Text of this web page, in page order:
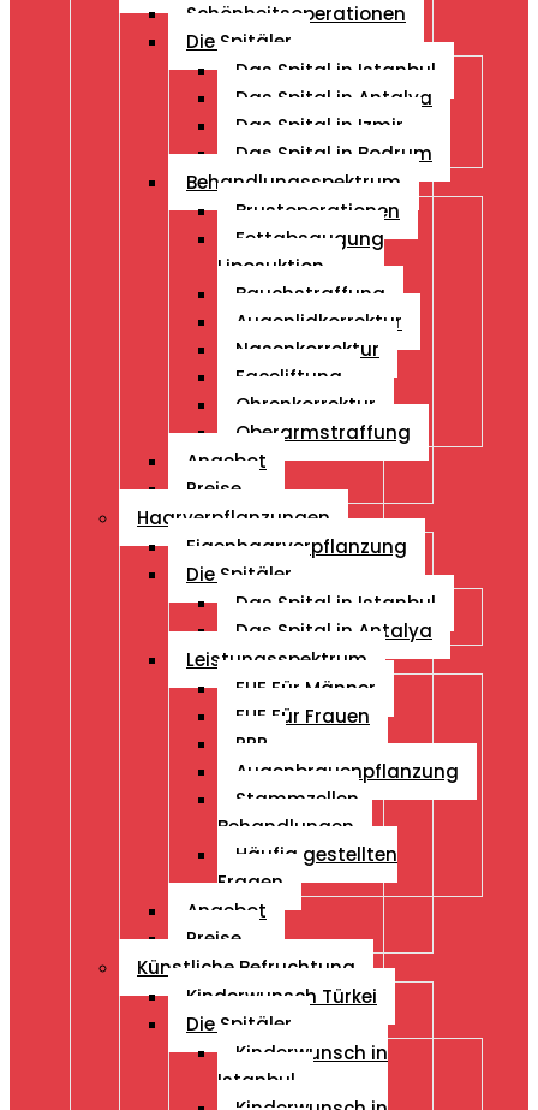
Schönheitsoperationen
Die Spitäler
Das Spital in Istanbul
Das Spital in Antalya
Das Spital in Izmir
Das Spital in Bodrum
Behandlungsspektrum
Brustoperationen
Fettabsaugung
Liposuktion
Bauchstraffung
Augenlidkorrektur
Nasenkorrektur
Faceliftung
Ohrenkorrektur
Oberarmstraffung
Angebot
Preise
Haarverpflanzungen
Eigenhaarverpflanzung
Die Spitäler
Das Spital in Istanbul
Das Spital in Antalya
Leistungsspektrum
FUE Für Männer
FUE Für Frauen
PRP
Augenbrauenpflanzung
Stammzellen
Behandlungen
Häufig gestellten
Fragen
Angebot
Preise
Künstliche Befruchtung
Kinderwunsch Türkei
Die Spitäler
Kinderwunsch in
Istanbul